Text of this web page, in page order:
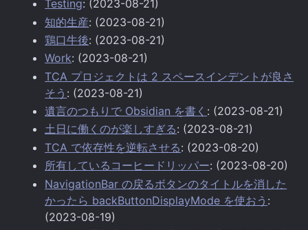
Testing: (2023-08-21)
知的生産: (2023-08-21)
鶏口牛後: (2023-08-21)
Work: (2023-08-21)
TCA プロジェクトは 2 スペースインデントが良さ
そう : (2023-08-21)
遺言のつもりで Obsidian を書く : (2023-08-21)
土日に働くのが楽しすぎる: (2023-08-21)
TCA で依存性を逆転させる: (2023-08-20)
所有しているコーヒードリッパー: (2023-08-20)
NavigationBar の戻るボタンのタイトルを消した
かったら backButtonDisplayMode を使おう :
(2023-08-19)